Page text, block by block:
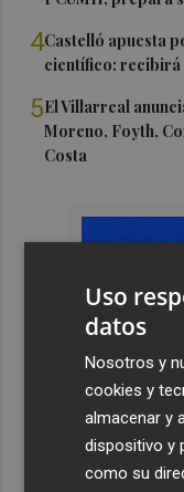
4Castelló apuesta
científico: recibirá
5El Villarreal
Moreno, Foyth,
Costa
Uso
datos
Nosotros y
cookies y
almacenar y
dispositivo y
como su